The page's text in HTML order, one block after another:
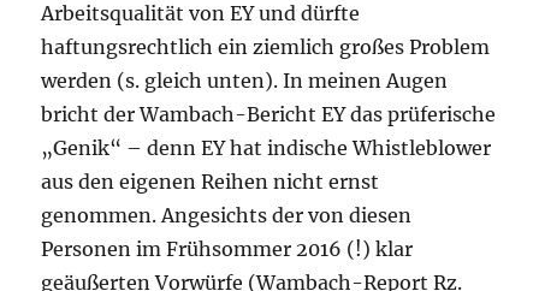
Arbeitsqualität von EY und dürfte
haftungsrechtlich ein ziemlich großes Problem
werden (s. gleich unten). In meinen Augen
bricht der Wambach-Bericht EY das prüferische
„Genik“ – denn EY hat indische Whistleblower
aus den eigenen Reihen nicht ernst
genommen. Angesichts der von diesen
Personen im Frühsommer 2016 (!) klar
geäußerten Vorwürfe (Wambach-Report Rz.